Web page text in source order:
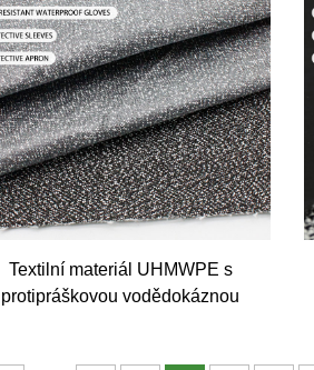
Textilní materiál UHMWPE s
protipráškovou vodědokáznou